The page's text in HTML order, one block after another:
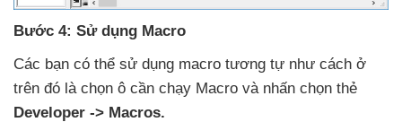
Bước 4: Sử dụng Macro
Các bạn có thể sử dụng macro tương tự như cách ở
trên đó là chọn ô cần chạy Macro và nhấn chọn thẻ
Developer -> Macros.